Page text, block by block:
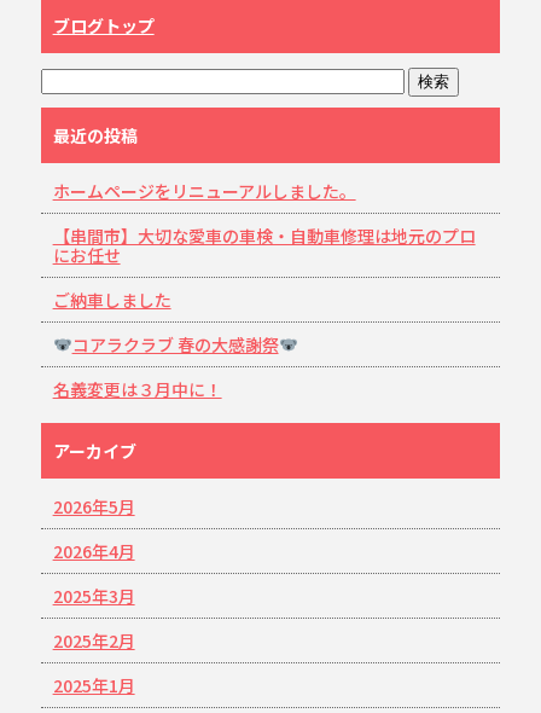
ブログトップ
最近の投稿
ホームページをリニューアルしました。
【串間市】大切な愛車の車検・自動車修理は地元のプロ
にお任せ
ご納車しました
コアラクラブ 春の大感謝祭
名義変更は３月中に！
アーカイブ
2026年5月
2026年4月
2025年3月
2025年2月
2025年1月